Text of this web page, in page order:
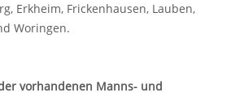
Erkheim, Frickenhausen, Lauben,
Woringen.
vorhandenen Manns- und